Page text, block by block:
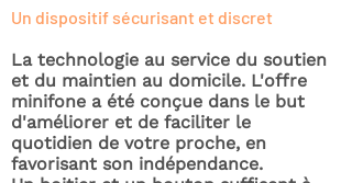
Un dispositif sécurisant et discret
La technologie au service du soutien
et du maintien au domicile. L'offre
minifone a été conçue dans le but
d'améliorer et de faciliter le
quotidien de votre proche, en
favorisant son indépendance.